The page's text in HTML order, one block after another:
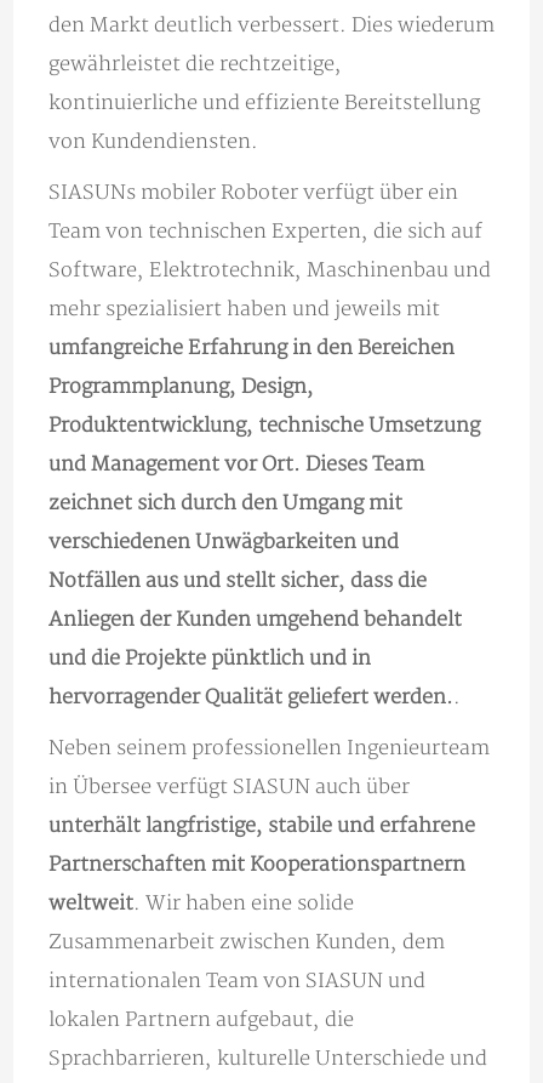
den Markt deutlich verbessert. Dies wiederum
gewährleistet die rechtzeitige,
kontinuierliche und effiziente Bereitstellung
von Kundendiensten.
SIASUNs mobiler Roboter verfügt über ein
Team von technischen Experten, die sich auf
Software, Elektrotechnik, Maschinenbau und
mehr spezialisiert haben und jeweils mit
umfangreiche Erfahrung in den Bereichen
Programmplanung, Design,
Produktentwicklung, technische Umsetzung
und Management vor Ort. Dieses Team
zeichnet sich durch den Umgang mit
verschiedenen Unwägbarkeiten und
Notfällen aus und stellt sicher, dass die
Anliegen der Kunden umgehend behandelt
und die Projekte pünktlich und in
hervorragender Qualität geliefert werden. .
Neben seinem professionellen Ingenieurteam
in Übersee verfügt SIASUN auch über
unterhält langfristige, stabile und erfahrene
Partnerschaften mit Kooperationspartnern
weltweit. Wir haben eine solide
Zusammenarbeit zwischen Kunden, dem
internationalen Team von SIASUN und
lokalen Partnern aufgebaut, die
Sprachbarrieren, kulturelle Unterschiede und